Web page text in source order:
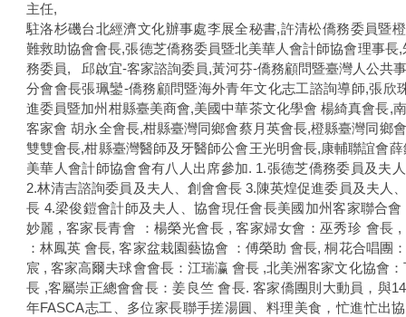
主任,
駐洛杉磯台北經濟文化辦事處李展全秘書,許清松僑務委員暨
難救助協會會長,張德芝僑務委員暨北美華人會計師協會理事長,
務委員, 邱啟宜-客家諮詢委員,黃河芬-僑務顧問暨臺灣人公共
分會會長張珮鑾-僑務顧問暨海外青年文化志工諮詢導師,張欣
進委員暨加州柑縣臺美商會,美國中華茶文化學會 楊綺真會長,
客家會 胡永全會長,柑縣臺灣同鄉會蔡月英會長,橙縣臺灣同鄉
雙雙會長,柑縣臺灣醫師及牙醫師公會王光明會長,康輔聯誼會
美華人會計師協會會有八人出席參加. 1.張德芝僑務委員及夫
2.林清吉諮詢委員及夫人、創會會長 3.陳英煌促進委員及夫人
長 4.梁俊鎧會計師及夫人、協會現任會長美國加州客家聯合會
妙麗 , 客家長青會 ：楊榮光會長 , 客家婦女會：巫秀珍 會長 ,
：林鳳英 會長, 客家盆栽園藝協會 ：傅榮助 會長, 桐花合唱團
宸 , 客家高爾夫球會會長：江瑞瀛 會長 ,北美洲客家文化協會
長 ,客屬崇正總會會長：姜良竺 會長. 客家僑團則大動員，與
年FASCA志工、多位家長聯手搓湯圓、料理美食，忙進忙出